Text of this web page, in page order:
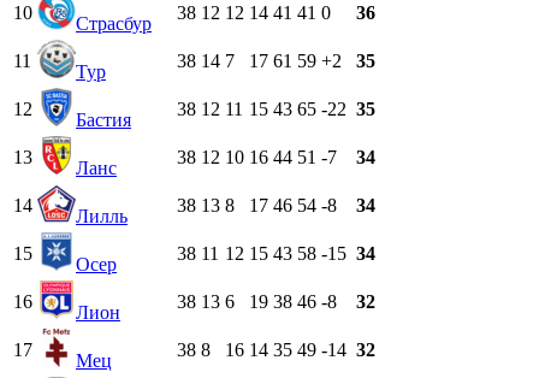
10
Страсбур
38 12 12 14 41 41 0 36
11
Тур
38 14 7 17 61 59 +2 35
12
Бастия
38 12 11 15 43 65 -22 35
13
Ланс
38 12 10 16 44 51 -7 34
14
Лилль
38 13 8 17 46 54 -8 34
15
Осер
38 11 12 15 43 58 -15 34
16
Лион
38 13 6 19 38 46 -8 32
17
Мец
38 8 16 14 35 49 -14 32